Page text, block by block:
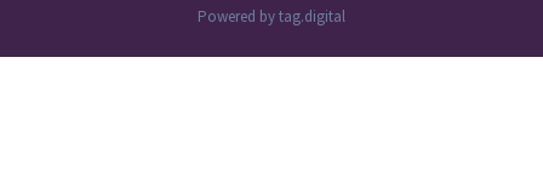
Powered bytag.digital